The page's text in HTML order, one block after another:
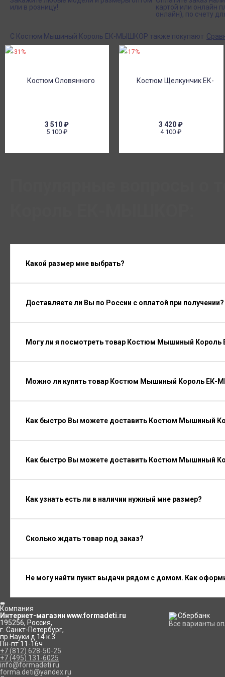
или в розницу!
картой или онлайн
онлайн), по счету
С Костюм Мышиный Король ЕК-МЫШКОР также покупают
3 510₽
5 100 ₽
-31%
3 420₽
4 100 ₽
-17%
Какой размер мне выбрать?
Доставляете ли Вы по России с оплатой при получении?
Могу ли я посмотреть товар Костюм Мышиный
Можно ли купить товар Костюм Мышиный Король ЕК-
Как быстро Вы можете доставить Костюм Мышиный
Как быстро Вы можете доставить Костюм Мышиный
Как узнать есть ли в наличии нужный мне размер?
Сколько ждать товар под заказ?
Не могу найти пункт выдачи рядом с домом. Как
Компания
Интернет-магазин www.formadeti.ru
195256, Россия,
г. Санкт-Петербург,
пр.Науки д.14 к.3
Пн-пт 11-16ч
+7 (812) 628-50-25
+7 (495) 131-6025
info@formadeti.ru
forma.deti@yandex.ru
Все варианты